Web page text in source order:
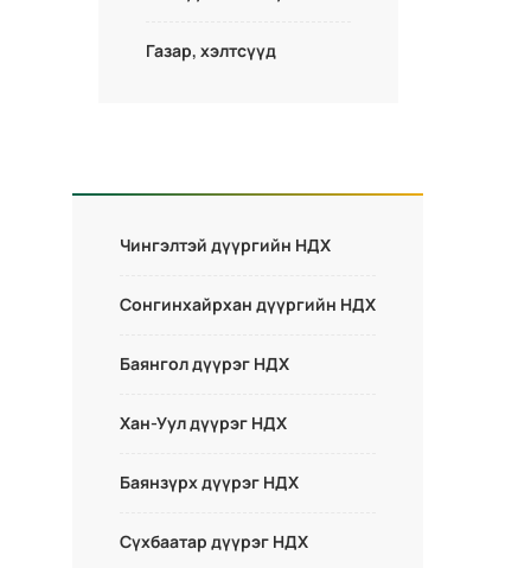
Газар, хэлтсүүд
Чингэлтэй дүүргийн НДХ
Сонгинхайрхан дүүргийн НДХ
Баянгол дүүрэг НДХ
Хан-Уул дүүрэг НДХ
Баянзүрх дүүрэг НДХ
Сүхбаатар дүүрэг НДХ